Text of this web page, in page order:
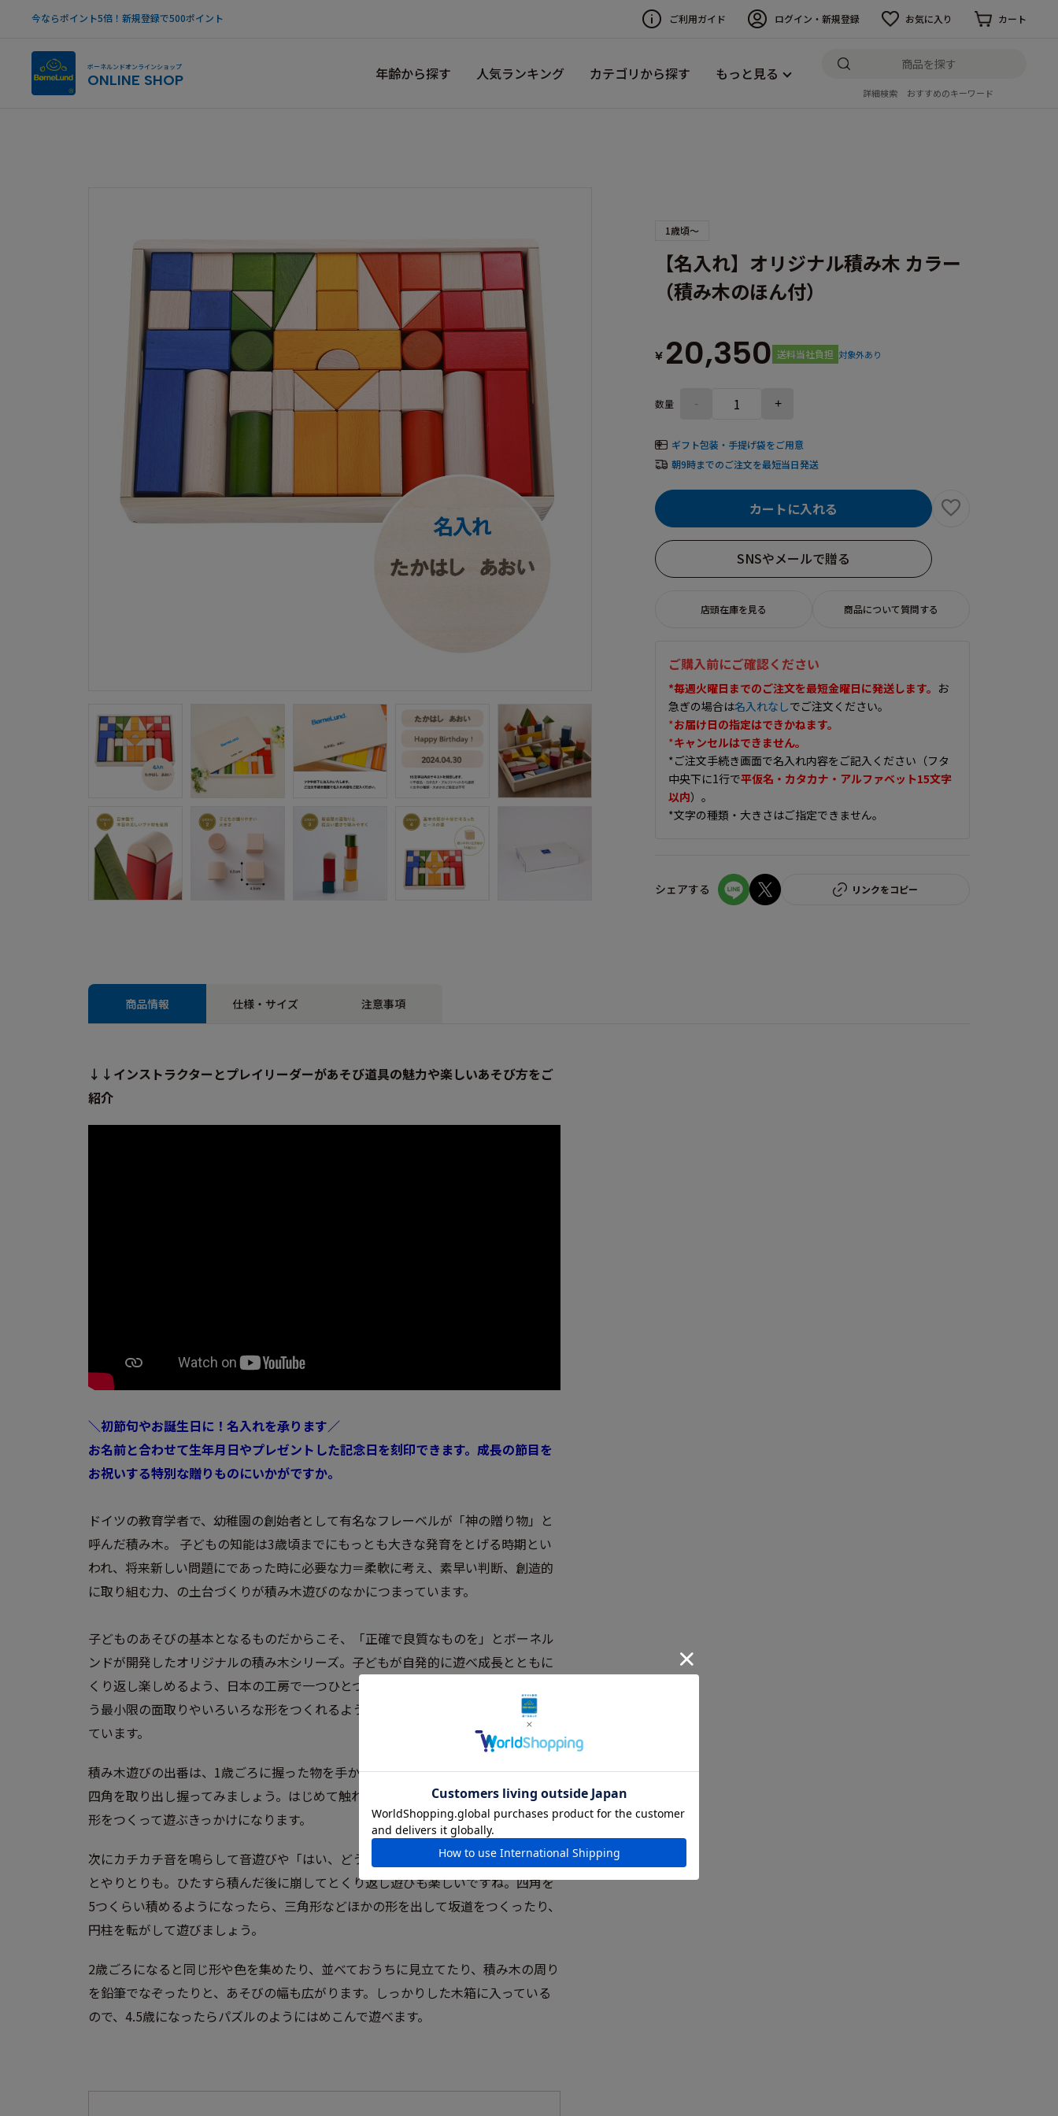
今ならポイント5倍！新規登録で500ポイント ご利用ガイド ログイン・新規登録 お気に入り カート
ボーネルンドオンラインショップ
ONLINE SHOP 年齢から探す 人気ランキング カテゴリから探す もっと見る
詳細検索 おすすめのキーワード
1歳頃～
【名入れ】オリジナル積み木 カラー
（積み木のほん付）
¥ 20,350 送料当社負担 対象外あり
数量 - +
ギフト包装・手提げ袋をご用意
朝9時までのご注文を最短当日発送
カートに入れる
SNSやメールで贈る
店頭在庫を見る 商品について質問する
ご購入前にご確認ください
*毎週火曜日までのご注文を最短金曜日に発送します。 お
急ぎの場合は名入れなしでご注文ください。
*お届け日の指定はできかねます。
*キャンセルはできません。
*ご注文手続き画面で名入れ内容をご記入ください（フタ
中央下に1行で平仮名・カタカナ・アルファベット15文字
以内）。
*文字の種類・大きさはご指定できません。
シェアする リンクをコピー
商品情報 仕様・サイズ 注意事項
↓↓インストラクターとプレイリーダーがあそび道具の魅力や楽しいあそび方をご
紹介
＼初節句やお誕生日に！名入れを承ります／
お名前と合わせて生年月日やプレゼントした記念日を刻印できます。成長の節目を
お祝いする特別な贈りものにいかがですか。
ドイツの教育学者で、幼稚園の創始者として有名なフレーベルが「神の贈り物」と
呼んだ積み木。 子どもの知能は3歳頃までにもっとも大きな発育をとげる時期とい
われ、将来新しい問題にであった時に必要な力＝柔軟に考え、素早い判断、創造的
に取り組む力、の土台づくりが積み木遊びのなかにつまっています。
子どものあそびの基本となるものだからこそ、「正確で良質なものを」とボーネル
ンドが開発したオリジナルの積み木シリーズ。子どもが自発的に遊べ成長とともに
くり返し楽しめるよう、日本の工房で一つひとつ丁寧につくり、より高く積めるよ
う最小限の面取りやいろいろな形をつくれるよう十分な数をそろえるなどこだわっ
ています。
積み木遊びの出番は、1歳ごろに握った物を手から離して遊びはじめる頃。まずは
四角を取り出し握ってみましょう。はじめて触れる素材やフォルムに興味を持ち、
形をつくって遊ぶきっかけになります。
次にカチカチ音を鳴らして音遊びや「はい、どうぞ」「ありがとう」とパパやママ
とやりとりも。ひたすら積んだ後に崩してとくり返し遊びも楽しいですね。四角を
5つくらい積めるようになったら、三角形などほかの形を出して坂道をつくったり、
円柱を転がして遊びましょう。
2歳ごろになると同じ形や色を集めたり、並べておうちに見立てたり、積み木の周り
を鉛筆でなぞったりと、あそびの幅も広がります。しっかりした木箱に入っている
ので、4.5歳になったらパズルのようにはめこんで遊べます。